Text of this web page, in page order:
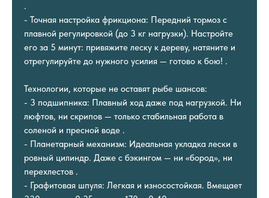
.
- Точная настройка фрикциона: Передний тормоз с
плавной регулировкой (до 3 кг нагрузки). Настройте
его за 5 минут: привяжите леску к дереву, натяните и
отрегулируйте до нужного усилия — готово к бою! .
Технологии, которые не оставят рыбе шансов:
- 3 подшипника: Плавный ход даже под нагрузкой. Ни
люфтов, ни скрипов — только стабильная работа в
соленой и пресной воде .
- Планетарный механизм: Идеальная укладка лески в
ровный цилиндр. Даже с бэкингом — ни «бород», ни
перехлестов .
- Графитовая шпуля: Легкая и износостойкая. Вмещает